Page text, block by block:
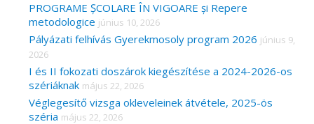
PROGRAME ȘCOLARE ÎN VIGOARE și Repere
metodologice június 10, 2026
Pályázati felhívás Gyerekmosoly program 2026 június 9,
2026
I és II fokozati doszárok kiegészítése a 2024-2026-os
szériáknak május 22, 2026
Véglegesítő vizsga okleveleinek átvétele, 2025-ös
széria május 22, 2026